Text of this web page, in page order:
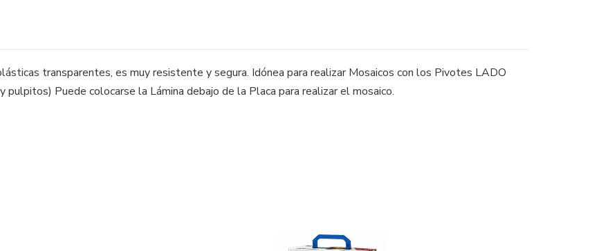
transparentes, es muy resistente y segura. Idónea para realizar Mosaicos con los Pivotes LADO
Puede colocarse la Lámina debajo de la Placa para realizar el mosaico.